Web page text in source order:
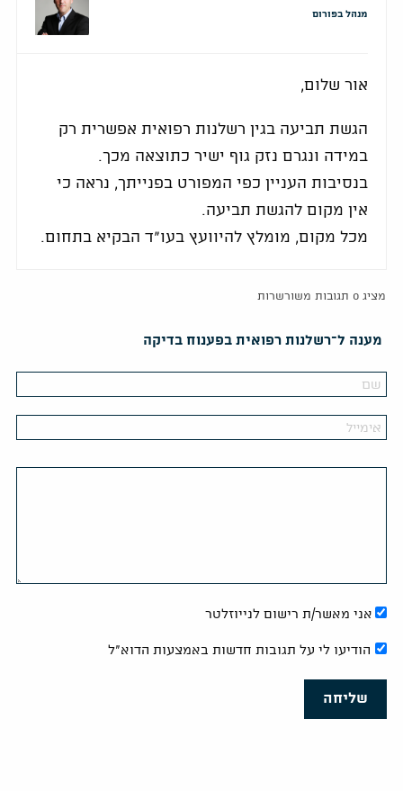
מנהל בפורום
אור שלום,
הגשת תביעה בגין רשלנות רפואית אפשרית רק
במידה ונגרם נזק גוף ישיר כתוצאה מכך.
בנסיבות העניין כפי המפורט בפנייתך, נראה כי
אין מקום להגשת תביעה.
מכל מקום, מומלץ להיוועץ בעו"ד הבקיא בתחום.
מציג 0 תגובות משורשרות
מענה ל־רשלנות רפואית בפענוח בדיקה
אני מאשר/ת רישום לנייוזלטר
הודיעו לי על תגובות חדשות באמצעות הדוא"ל
שליחה